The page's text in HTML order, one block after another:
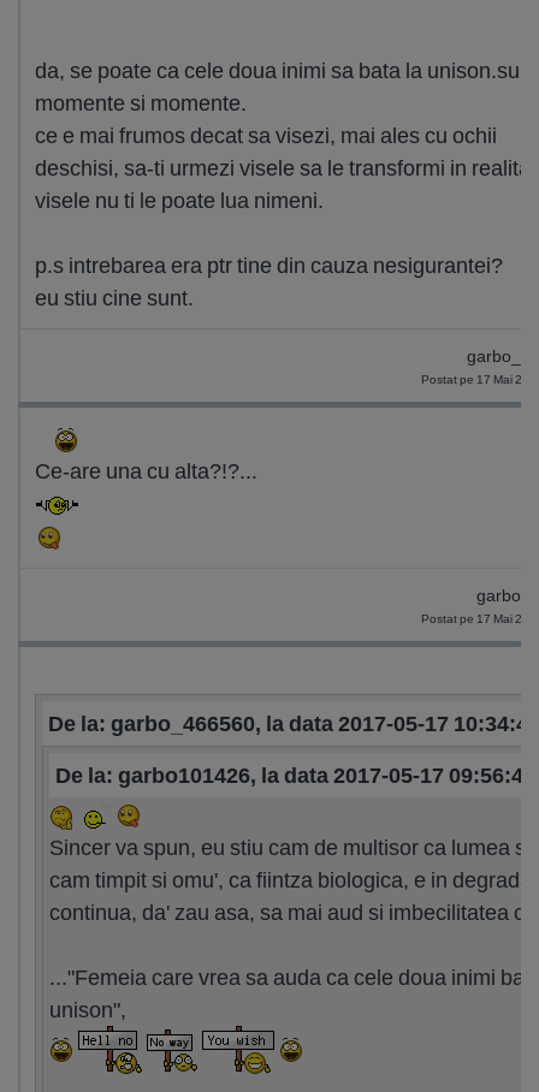
da, se poate ca cele doua inimi sa bata la unison.sunt
momente si momente.
ce e mai frumos decat sa visezi, mai ales cu ochii
deschisi, sa-ti urmezi visele sa le transformi in
visele nu ti le poate lua nimeni.
p.s intrebarea era ptr tine din cauza nesigurantei?
eu stiu cine sunt.
Postat pe 17 Mai
Ce-are una cu alta?!?...
Postat pe 17 Mai
De la: garbo_466560, la data 2017-05-17 10:34:40
De la: garbo101426, la data 2017-05-17 09:56:47
Sincer va spun, eu stiu cam de multisor ca lumea s-
cam timpit si omu', ca fiintza biologica, e in
continua, da' zau asa, sa mai aud si imbecilitatea
..."Femeia care vrea sa auda ca cele doua inimi bat
unison",